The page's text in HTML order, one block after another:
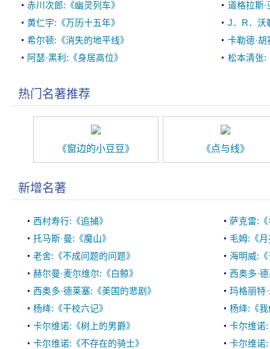
赤川次郎:《幽灵列车》
道格拉斯
黄仁宇:《万历十五年》
J．R．沃
希尔顿:《消失的地平线》
卡勒德·
阿瑟·黑利:《身居高位》
松本清张:
热门名著推荐
《窗边的小豆豆》 《点与线》
新增名著
西村寿行:《追捕》
萨克雷:
托马斯·曼:《魔山》
毛姆:《
老舍:《不成问题的问题》
海明威:
赫尔曼·麦尔维尔:《白鲸》
西奥多·
西奥多·德莱塞:《美国的悲剧》
玛格丽特
杨绛:《干校六记》
杨绛:《
卡尔维诺:《树上的男爵》
卡尔维诺
卡尔维诺:《不存在的骑士》
卡尔维诺